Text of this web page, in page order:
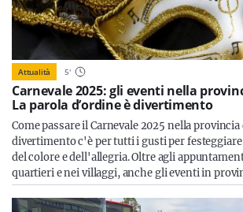
Attualità 5'
Carnevale 2025: gli eventi nella
La parola d’ordine è divertimento
Come passare il Carnevale 2025 nella
divertimento c'è per tutti i gusti per
del colore e dell'allegria. Oltre agli
quartieri e nei villaggi, anche gli eventi in